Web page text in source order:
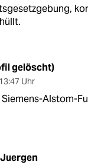
gelöscht)
13:47 Uhr
Siemens-Alstom-